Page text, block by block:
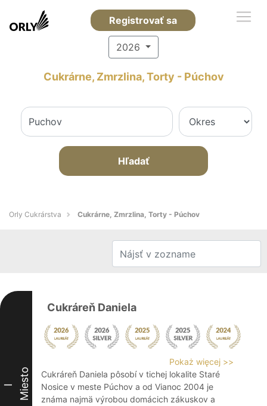
Registrovať sa
2026
Cukrárne, Zmrzlina, Torty - Púchov
Hľadať
Orly Cukrárstva Cukrárne, Zmrzlina, Torty - Púchov
I Miesto
Cukráreň Daniela
Pokaż więcej >>
Cukráreň Daniela pôsobí v tichej lokalite Staré
Nosice v meste Púchov a od Vianoc 2004 je
známa najmä výrobou domácich zákuskov a